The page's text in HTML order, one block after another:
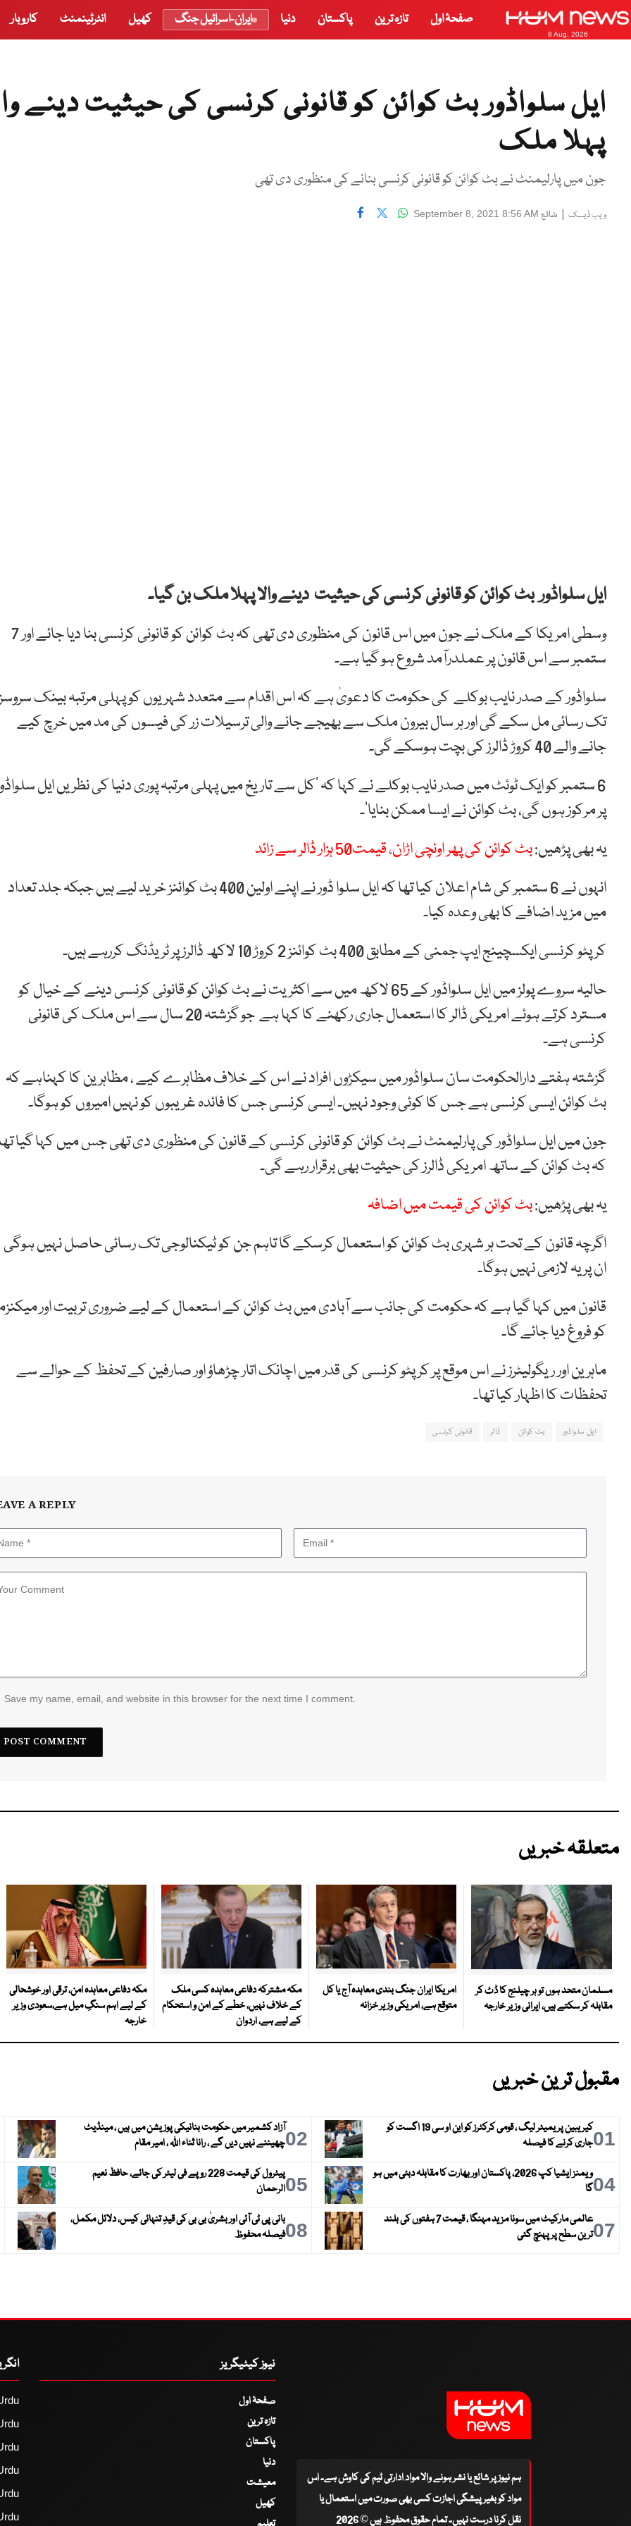
8 Aug, 2026
صفحۂ اول تازہ ترین پاکستان دنیا ایران-اسرائیل جنگ کھیل انٹرٹینمنٹ کاروبار
ایل سلواڈور بٹ کوائن کو قانونی کرنسی کی حیثیت دینے
پہلا ملک
جون میں پارلیمنٹ نے بٹ کوائن کو قانونی کرنسی بنانے کی منظوری دی تھی
ویب ڈیسک | شائع September 8, 2021 8:56 AM
ایل سلواڈور بٹ کوائن کو قانونی کرنسی کی حیثیت دینے والا پہلا ملک بن گیا۔
وسطی امریکا کے ملک نے جون میں اس قانون کی منظوری دی تھی کہ بٹ کوائن کو قانونی کرنسی بنا دیا جائے اور 7
ستمبر سے اس قانون پر عملدرآمد شروع ہو گیا ہے۔
سلواڈور کے صدر نایب بوکلے کی حکومت کا دعویٰ ہے کہ اس اقدام سے متعدد شہریوں کو پہلی مرتبہ بینک
تک رسائی مل سکے گی اور ہر سال بیرون ملک سے بھیجے جانے والی ترسیلات زر کی فیسوں کی مد میں خرچ کیے
جانے والے 40 کروڑ ڈالرز کی بچت ہوسکے گی۔
6 ستمبر کو ایک ٹوئٹ میں صدر نایب بوکلے نے کہا کہ ‘کل سے تاریخ میں پہلی مرتبہ پوری دنیا کی نظریں ایل
پر مرکوز ہوں گی، بٹ کوائن نے ایسا ممکن بنایا’۔
یہ بھی پڑھیں:بٹ کوائن کی پھر اونچی اڑان، قیمت50 ہزار ڈالر سے زائد
انہوں نے 6 ستمبر کی شام اعلان کیا تھا کہ ایل سلوا ڈور نے اپنے اولین 400 بٹ کوائنز خرید لیے ہیں جبکہ جلد تعداد
میں مزید اضافے کا بھی وعدہ کیا۔
کرپٹو کرنسی ایکسچینج ایپ جمنی کے مطابق 400 بٹ کوائنز 2 کروڑ 10 لاکھ ڈالرز پر ٹریڈنگ کررہے ہیں۔
حالیہ سروے پولز میں ایل سلواڈور کے 65 لاکھ میں سے اکثریت نے بٹ کوائن کو قانونی کرنسی دینے کے خیال کو
مسترد کرتے ہوئے امریکی ڈالر کا استعمال جاری رکھنے کا کہا ہے جو گزشتہ 20 سال سے اس ملک کی قانونی
کرنسی ہے۔
گزشتہ ہفتے دارالحکومت سان سلواڈور میں سیکڑوں افراد نے اس کے خلاف مظاہرے کیے ، مظاہرین کا کہناہے کہ
بٹ کوائن ایسی کرنسی ہے جس کا کوئی وجود نہیں۔ ایسی کرنسی جس کا فائدہ غریبوں کو نہیں امیروں کو ہوگا۔
جون میں ایل سلواڈور کی پارلیمنٹ نے بٹ کوائن کو قانونی کرنسی کے قانون کی منظوری دی تھی جس میں کہا گیا
کہ بٹ کوائن کے ساتھ امریکی ڈالرز کی حیثیت بھی برقرار رہے گی۔
یہ بھی پڑھیں:بٹ کوائن کی قیمت میں اضافہ
اگرچہ قانون کے تحت ہر شہری بٹ کوائن کو استعمال کرسکے گا تاہم جن کو ٹیکنالوجی تک رسائی حاصل نہیں ہوگی
ان پر یہ لازمی نہیں ہوگا۔
قانون میں کہا گیا ہے کہ حکومت کی جانب سے آبادی میں بٹ کوائن کے استعمال کے لیے ضروری تربیت اور
کو فروغ دیا جائے گا۔
ماہرین اور ریگولیٹرز نے اس موقع پر کرپٹو کرنسی کی قدر میں اچانک اتار چڑھاؤ اور صارفین کے تحفظ کے حوالے سے
تحفظات کا اظہار کیا تھا۔
ایل سلواڈور بٹ کوائن ڈالر قانونی کرنسی
A REPLY
Save my name, email, and website in this browser for the next time I comment.
متعلقہ خبریں
مسلمان متحد ہوں تو ہر چیلنج کا ڈٹ کر
مقابلہ کر سکتے ہیں، ایرانی وزیر خارجہ
امریکا ایران جنگ بندی معاہدہ آج یا کل
متوقع ہے، امریکی وزیر خزانہ
مکہ مشترکہ دفاعی معاہدہ کسی ملک
کے خلاف نہیں، خطے کے امن و استحکام
کے لیے ہے، اردوان
مکہ دفاعی معاہدہ امن، ترقی اور خوشحالی
کے لیے اہم سنگِ میل ہے،سعودی وزیر
خارجہ
مقبول ترین خبریں
01
کیریبین پریمیئر لیگ ، قومی کرکٹرز کو این او سی 19 اگست کو
جاری کرنے کا فیصلہ
02آزاد کشمیر میں حکومت بنانیکی پوزیشن میں ہیں ، مینڈیٹ
چھیننے نہیں دیں گے ، رانا ثناء اللہ ، امیر مقام
04
ویمنز ایشیا کپ 2026، پاکستان اور بھارت کا مقابلہ دبئی میں ہو
گا
05
پیٹرول کی قیمت 228 روپے فی لیٹر کی جائے، حافظ نعیم
الرحمان
07
عالمی مارکیٹ میں سونا مزید مہنگا ، قیمت 7 ہفتوں کی بلند
ترین سطح پر پہنچ گئی
08بانی پی ٹی آئی اور بشریٰ بی بی کی قیدِ تنہائی کیس، دلائل مکمل،
فیصلہ محفوظ
ہم نیوز پر شائع یا نشر ہونے والا مواد ادارتی ٹیم کی کاوش ہے۔ اس
مواد کو بغیر پیشگی اجازت کسی بھی صورت میں استعمال یا
نقل کرنا درست نہیں۔ تمام حقوق محفوظ ہیں © 2026
نیوز کیٹیگریز
صفحۂ اول
تازہ ترین
پاکستان
دنیا
معیشت
کھیل